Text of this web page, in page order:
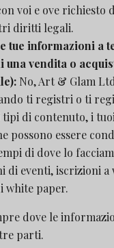
voi e ove richiesto
diritti legali.
tue informazioni a
una vendita o
No, Art & Glam
ti registri o ti
di contenuto, i
possono essere
di dove lo
di eventi, iscrizioni a
white paper.
dove le
parti.